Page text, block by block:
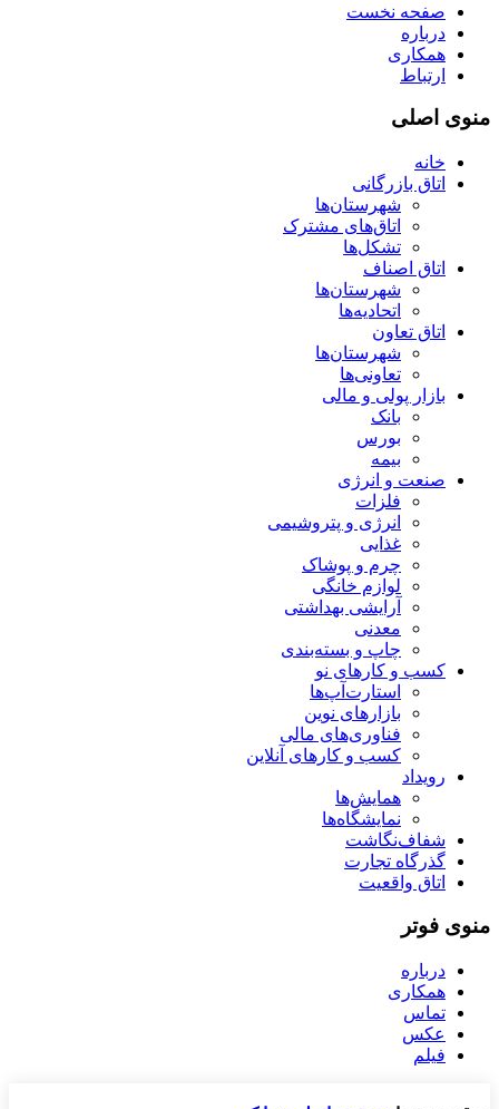
صفحه نخست
درباره
همکاری
ارتباط
منوی اصلی
خانه
اتاق بازرگانی
شهرستان‌ها
اتاق‌های مشترک
تشکل‌ها
اتاق اصناف
شهرستان‌ها
اتحادیه‌ها
اتاق تعاون
شهرستان‌ها
تعاونی‌ها
بازار پولی و مالی
بانک
بورس
بیمه
صنعت و انرژی
فلزات
انرژی و پتروشیمی
غذایی
چرم و پوشاک
لوازم خانگی
آرایشی بهداشتی
معدنی
چاپ و بسته‌بندی
کسب و کارهای نو
استارت‌آپ‌ها
بازارهای نوین
فناوری‌های مالی
کسب و کارهای آنلاین
رویداد
همایش‌ها
نمایشگاه‌ها
شفاف‌نگاشت
گذرگاه تجارت
اتاق واقعیت
منوی فوتر
درباره
همکاری
تماس
عکس
فیلم